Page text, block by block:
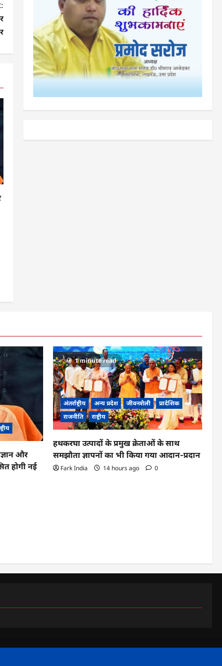
और
होगी नई
1 minute read
अंतर्राष्ट्रीय अन्य प्रदेश जीवनशैली
प्रादेशिक
राजनीति
राष्ट्रीय
हथकरघा उत्पादों के प्रमुख क्रेताओं के साथ
समझौता ज्ञापनों का भी किया गया आदान-प्रदान
Fark India 14 hours ago 0